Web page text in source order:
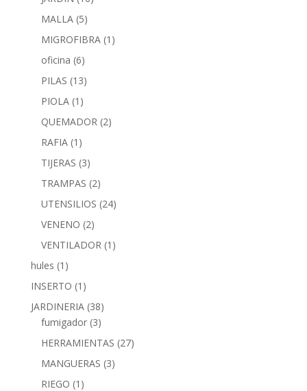
MALLA (5)
MIGROFIBRA (1)
oficina (6)
PILAS (13)
PIOLA (1)
QUEMADOR (2)
RAFIA (1)
TIJERAS (3)
TRAMPAS (2)
UTENSILIOS (24)
VENENO (2)
VENTILADOR (1)
hules (1)
INSERTO (1)
JARDINERIA (38)
fumigador (3)
HERRAMIENTAS (27)
MANGUERAS (3)
RIEGO (1)